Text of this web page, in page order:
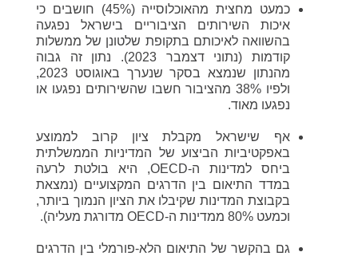
כמעט מחצית מהאוכלוסייה (45%) חושבים כי
איכות השירותים הציבוריים בישראל נפגעה
בהשוואה לאיכותם בתקופת שלטונן של ממשלות
קודמות (נתוני דצמבר 2023). נתון זה גבוה
מהנתון שנמצא בסקר שנערך באוגוסט 2023,
ולפיו 38% מהציבור חשבו שהשירותים נפגעו או
נפגעו מאוד.
אף שישראל מקבלת ציון קרוב לממוצע
באפקטיביות הביצוע של המדיניות הממשלתית
ביחס למדינות ה-OECD, היא בולטת לרעה
במדד התיאום בין הדרגים המקצועיים (נמצאת
בקבוצת המדינות שקיבלו את הציון הנמוך ביותר,
וכמעט 80% ממדינות ה-OECD מדורגת מעליה).
גם בהקשר של התיאום הלא-פורמלי בין הדרגים